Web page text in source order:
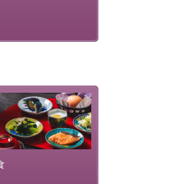
衛生・消毒プログラムの基、
ております。
---
した和食膳に使わ
、諏訪の名産品を
取り入れ、安心・
けた長野県産...